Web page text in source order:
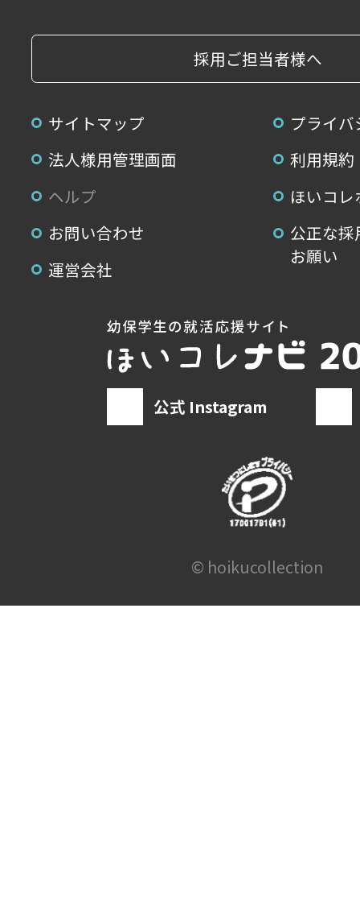
採用ご担当者様へ
サイトマップ
プライ
法人様用管理画面
利用規約
ヘルプ
ほいコ
お問い合わせ
公正な
お願い
運営会社
公式 Instagram
© hoikucollection